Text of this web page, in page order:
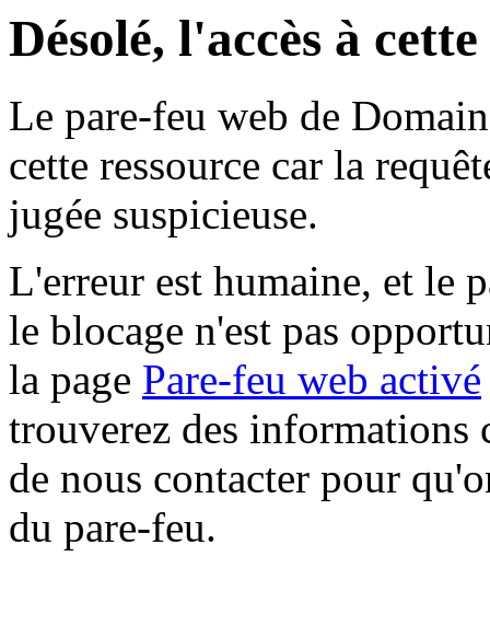
Désolé, l'accès à
Le pare-feu web de
cette ressource car la
jugée suspicieuse.
L'erreur est humaine, et le
le blocage n'est pas
la page Pare-feu web activé
trouverez des informations
de nous contacter pour
du pare-feu.